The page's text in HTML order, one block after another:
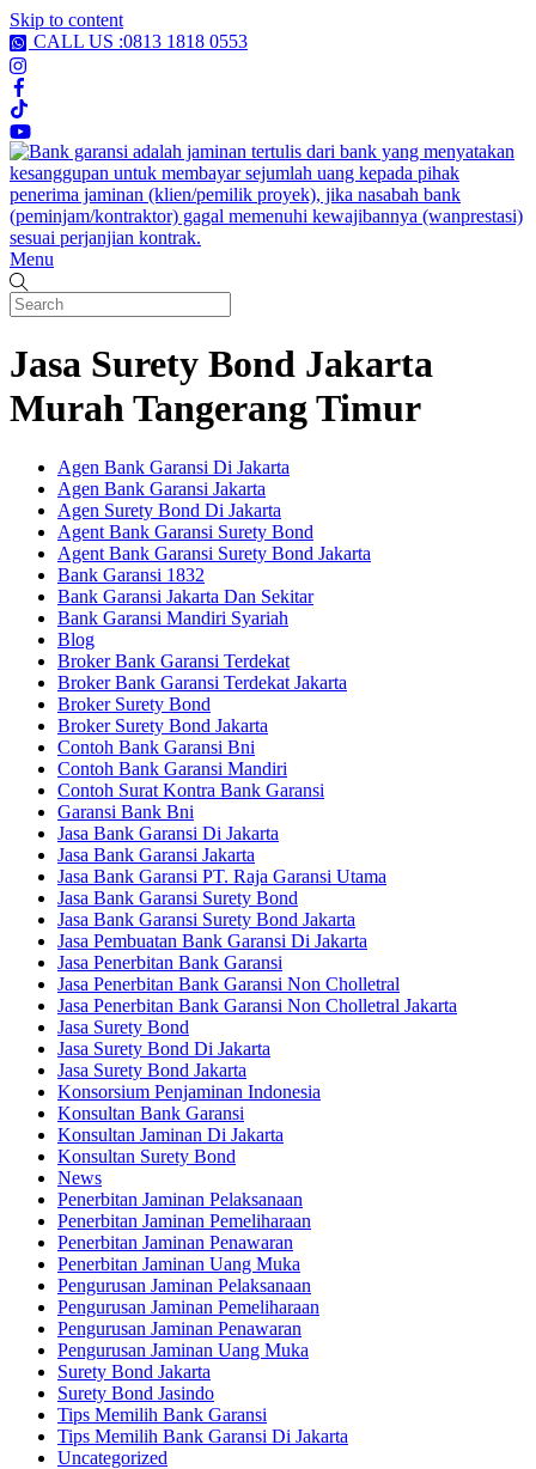
Skip to content
CALL US :0813 1818 0553
Menu
Jasa Surety Bond Jakarta
Murah Tangerang Timur
Agen Bank Garansi Di Jakarta
Agen Bank Garansi Jakarta
Agen Surety Bond Di Jakarta
Agent Bank Garansi Surety Bond
Agent Bank Garansi Surety Bond Jakarta
Bank Garansi 1832
Bank Garansi Jakarta Dan Sekitar
Bank Garansi Mandiri Syariah
Blog
Broker Bank Garansi Terdekat
Broker Bank Garansi Terdekat Jakarta
Broker Surety Bond
Broker Surety Bond Jakarta
Contoh Bank Garansi Bni
Contoh Bank Garansi Mandiri
Contoh Surat Kontra Bank Garansi
Garansi Bank Bni
Jasa Bank Garansi Di Jakarta
Jasa Bank Garansi Jakarta
Jasa Bank Garansi PT. Raja Garansi Utama
Jasa Bank Garansi Surety Bond
Jasa Bank Garansi Surety Bond Jakarta
Jasa Pembuatan Bank Garansi Di Jakarta
Jasa Penerbitan Bank Garansi
Jasa Penerbitan Bank Garansi Non Cholletral
Jasa Penerbitan Bank Garansi Non Cholletral Jakarta
Jasa Surety Bond
Jasa Surety Bond Di Jakarta
Jasa Surety Bond Jakarta
Konsorsium Penjaminan Indonesia
Konsultan Bank Garansi
Konsultan Jaminan Di Jakarta
Konsultan Surety Bond
News
Penerbitan Jaminan Pelaksanaan
Penerbitan Jaminan Pemeliharaan
Penerbitan Jaminan Penawaran
Penerbitan Jaminan Uang Muka
Pengurusan Jaminan Pelaksanaan
Pengurusan Jaminan Pemeliharaan
Pengurusan Jaminan Penawaran
Pengurusan Jaminan Uang Muka
Surety Bond Jakarta
Surety Bond Jasindo
Tips Memilih Bank Garansi
Tips Memilih Bank Garansi Di Jakarta
Uncategorized